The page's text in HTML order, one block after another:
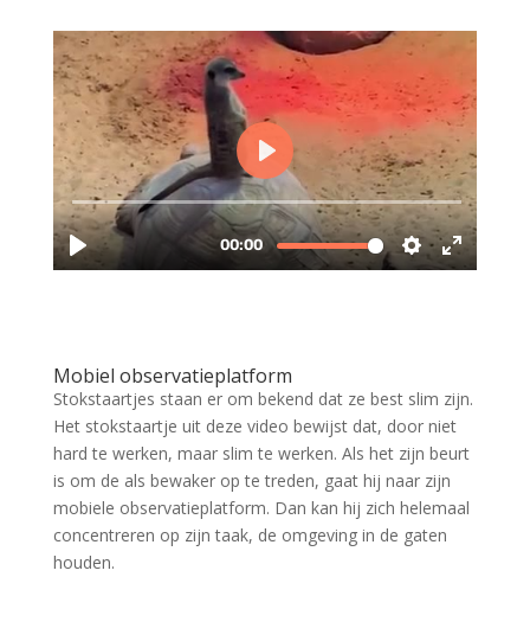
Mobiel observatieplatform
Stokstaartjes staan er om bekend dat ze best slim zijn.
Het stokstaartje uit deze video bewijst dat, door niet
hard te werken, maar slim te werken. Als het zijn beurt
is om de als bewaker op te treden, gaat hij naar zijn
mobiele observatieplatform. Dan kan hij zich helemaal
concentreren op zijn taak, de omgeving in de gaten
houden.